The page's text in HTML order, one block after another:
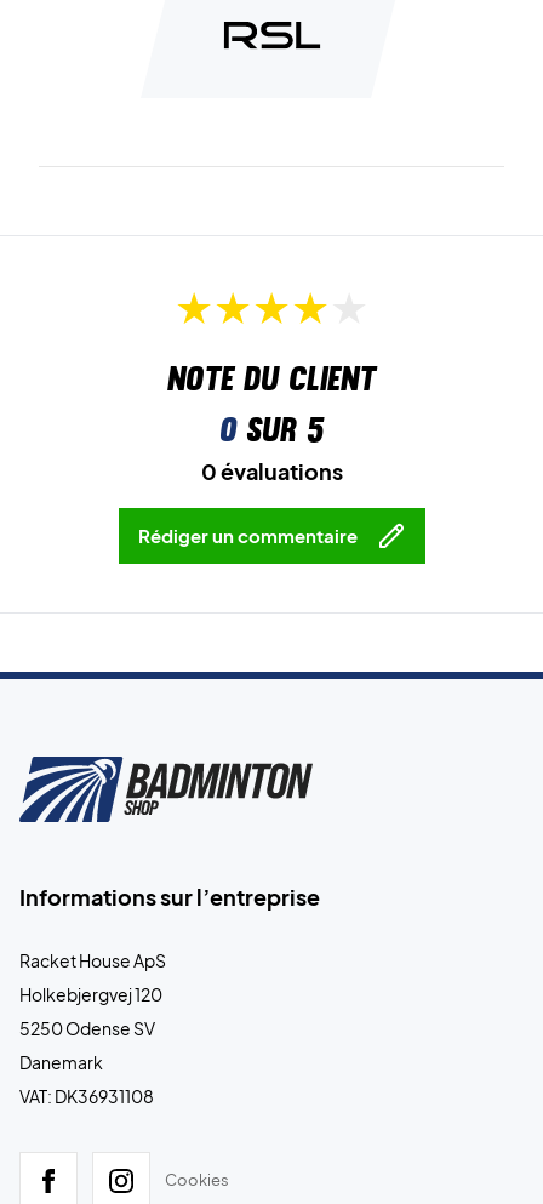
Note du client
0sur 5
0 évaluations
Rédiger un commentaire
Informations sur l’entreprise
Racket House ApS
Holkebjergvej 120
5250 Odense SV
Danemark
VAT: DK36931108
Cookies